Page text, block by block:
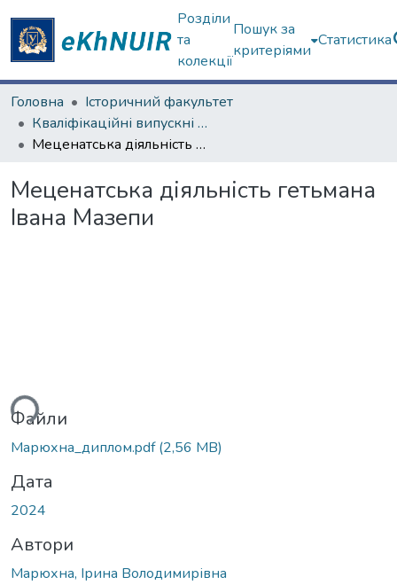
Розділи
та
колекції
Пошук за
критеріями
Статистика
Головна
Історичний факультет
Кваліфікаційні випускні роботи бакалаврів. Історичний факультет
Меценатська діяльність гетьмана Івана Мазепи
Меценатська діяльність гетьмана
Івана Мазепи
Файли
Марюхна_диплом.pdf(2,56 MB)
Дата
2024
Автори
Марюхна, Ірина Володимирівна